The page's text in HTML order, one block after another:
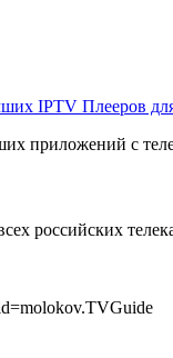
IPTV Плееров
приложений с
российских